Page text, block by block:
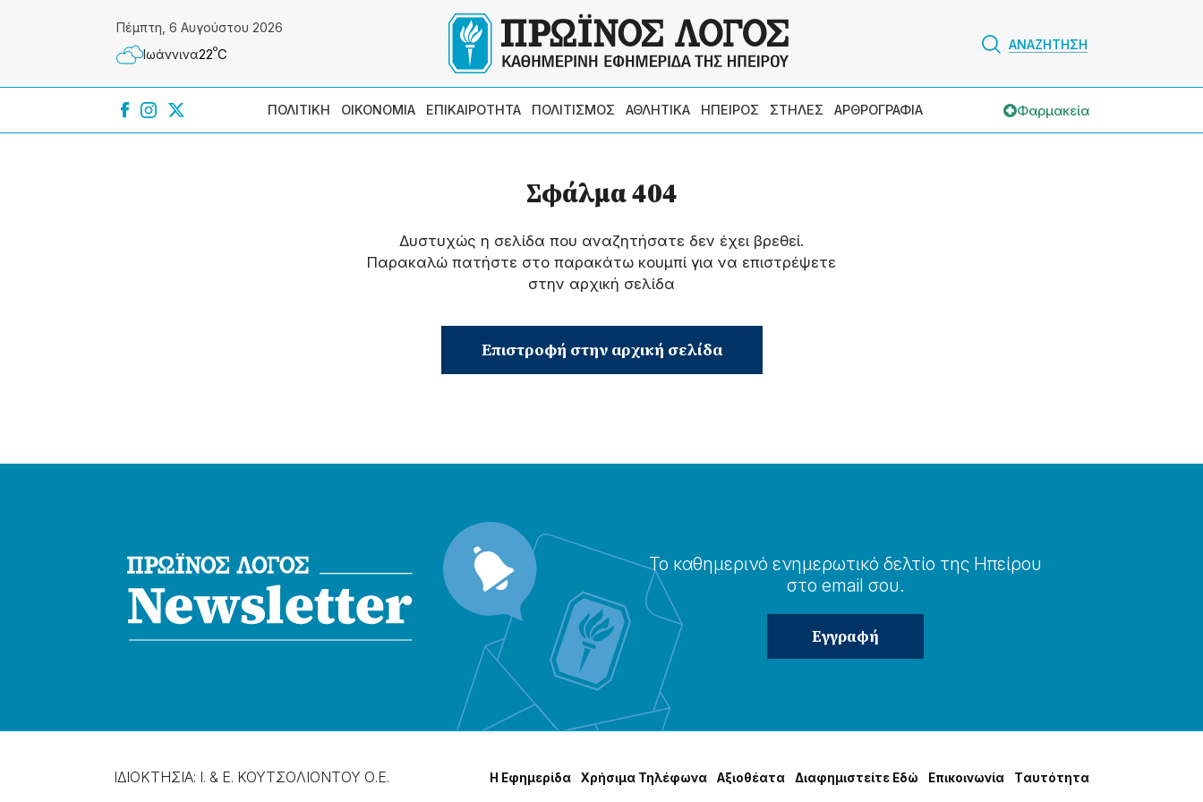
Πέμπτη, 6 Αυγούστου 2026
Ιωάννɩνα22ºC
ΑΝΑΖΗΤΗΣΗ
ΠΟΛΙΤΙΚΗ ΟΙΚΟΝΟΜΙΑ ΕΠΙΚΑΙΡΟΤΗΤΑ ΠΟΛΙΤΙΣΜΟΣ ΑΘΛΗΤΙΚΑ ΗΠΕΙΡΟΣ ΣΤΗΛΕΣ ΑΡΘΡΟΓΡΑΦΙΑ Φαρμακεία
Σφάλμα 404
Δυστυχώς η σελίδα που αναζητήσατε δεν έχει βρεθεί.
Παρακαλώ πατήστε στο παρακάτω κουμπί για να επιστρέψετε
στην αρχική σελίδα
Επιστροφή στην αρχική σελίδα
Το καθημερɩνό ενημερωτɩκό δελτίο της Ηπείρου
στο email σου.
ΙΔΙΟΚΤΗΣΙΑ: Ι. & Ε. ΚΟΥΤΣΟΛΙΟΝΤΟΥ Ο.Ε. Η Εφημερίδα Χρήσɩμα Τηλέφωνα Αξɩοθέατα Δɩαφημɩστείτε Εδώ Επɩκοɩνωνία Tαυτότητα